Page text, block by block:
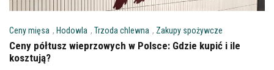
Ceny mięsa , Hodowla , Trzoda chlewna , Zakupy spożywcze
Ceny półtusz wieprzowych w Polsce: Gdzie kupić i ile
kosztują?